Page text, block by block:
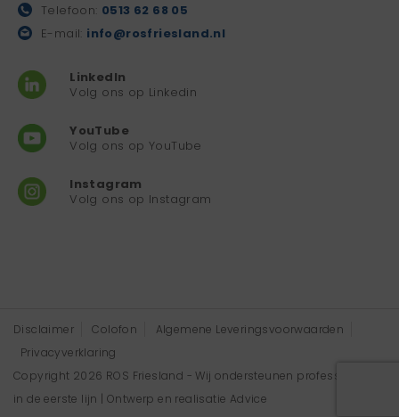
Telefoon: 0513 62 68 05
E-mail: info@rosfriesland.nl
LinkedIn
Volg ons op Linkedin
YouTube
Volg ons op YouTube
Instagram
Volg ons op Instagram
Disclaimer Colofon
Algemene Leveringsvoorwaarden
Privacyverklaring
Copyright 2026 ROS Friesland - Wij ondersteunen professionals
in de eerste lijn | Ontwerp en realisatie Advice